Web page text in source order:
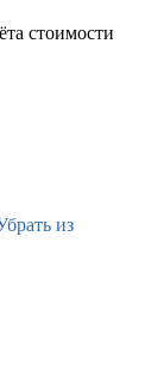
стоимости
из